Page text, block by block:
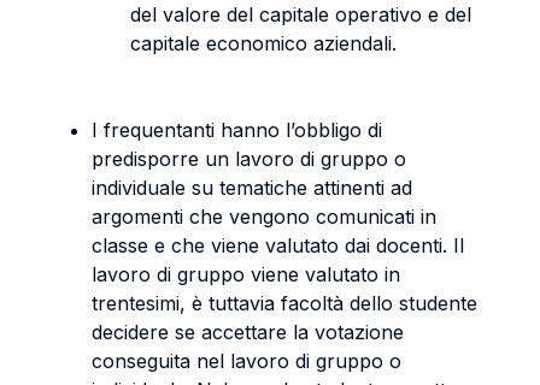
del valore del capitale operativo e del
capitale economico aziendali.
I frequentanti hanno l’obbligo di
predisporre un lavoro di gruppo o
individuale su tematiche attinenti ad
argomenti che vengono comunicati in
classe e che viene valutato dai docenti. Il
lavoro di gruppo viene valutato in
trentesimi, è tuttavia facoltà dello studente
decidere se accettare la votazione
conseguita nel lavoro di gruppo o